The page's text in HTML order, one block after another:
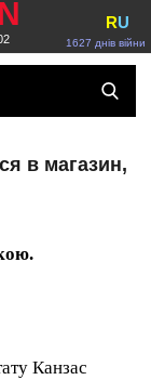
N
1627 днів війни
RU
в магазин,
Канзас